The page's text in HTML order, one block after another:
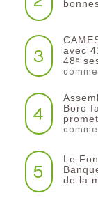
3
avec
48ᵉ
4
Boro
5
Le
de la